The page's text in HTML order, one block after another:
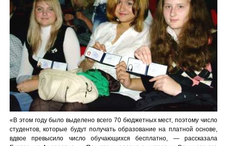
«В этом году было выделено всего 70 бюджетных мест, поэтому число
студентов, которые будут получать образование на платной основе,
вдвое превысило число обучающихся бесплатно, — рассказала